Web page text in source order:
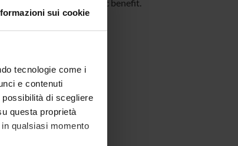
sui cookie
tecnologie come i
e contenuti
di scegliere
questa proprietà
qualsiasi momento
system for therapeutic benefit.
by William G. Kaelin